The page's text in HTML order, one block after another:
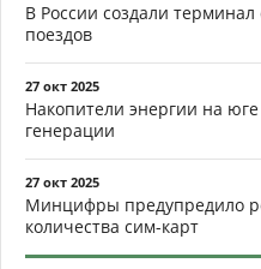
В России создали терминал
поездов
27 окт 2025
Накопители энергии на
генерации
27 окт 2025
Минцифры предупредило
количества сим-карт